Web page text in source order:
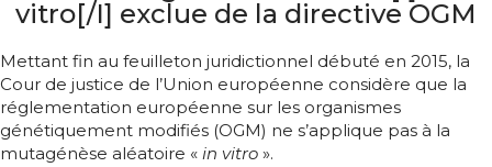
vitro[/I] exclue de la directive OGM
Mettant fin au feuilleton juridictionnel débuté en 2015, la
Cour de justice de l’Union européenne considère que la
réglementation européenne sur les organismes
génétiquement modifiés (OGM) ne s’applique pas à la
mutagénèse aléatoire « in vitro ».